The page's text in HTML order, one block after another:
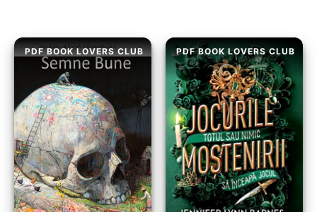
PDF BOOK LOVERS CLUB PDF BOOK LOVERS CLUB